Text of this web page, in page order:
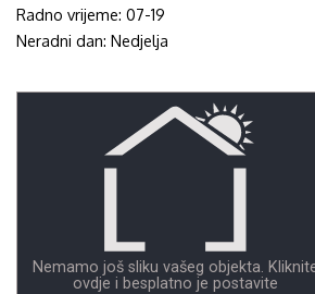
Radno vrijeme: 07-19
Neradni dan: Nedjelja
Nemamo još sliku vašeg objekta.
ovdje i besplatno je postavite